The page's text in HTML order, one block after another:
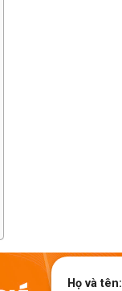
Họ và tên: